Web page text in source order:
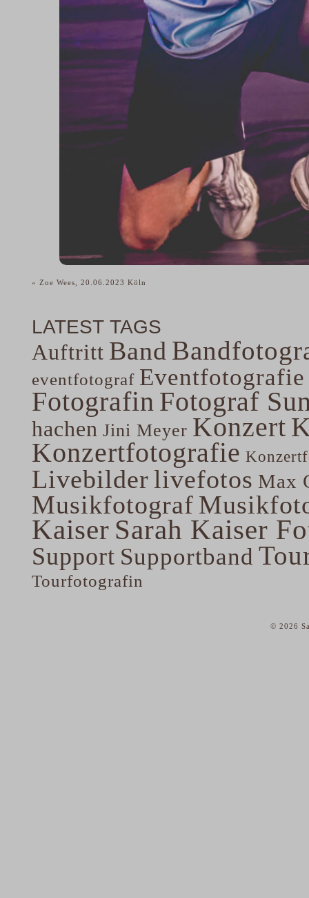
« Zoe Wees, 20.06.2023 Köln
LATEST TAGS
Auftritt Band
eventfotograf Eventfotografie
Fotografin Fotograf
hachen Jini Meyer Konzert
Konzertfotografie
Livebilderlivefotos Max
Musikfotograf
Kaiser Sarah Kaiser
Support Supportband
Tourfotografin
© 2026